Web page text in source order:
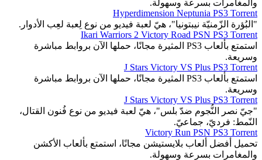
والمغامرات بسرعة وسهولة.
Hyperdimension Neptunia PS3 Torrent
"البُؤرة الزّمنيّة نيبتونيا"، هيّ لعبة فيديو من نوع لِعبة لعِب الأدوار.
Ikari Warriors 2 Victory Road PSN PS3 Torrent
استمتع بألعاب PS3 المثيرة مجانًا، حملها الآن بروابط مباشرة
وسريعة.
J Stars Victory VS Plus PS3 Torrent
استمتع بألعاب PS3 المثيرة مجانًا، حملها الآن بروابط مباشرة
وسريعة.
J Stars Victory VS Plus PS3 Torrent
"جيّ نصر النُّجوم ضدّ بلس"، هيّ لعبة فيديو من نوع فُنون القتال،
النّمط: فرديّ، جماعيّ.
Victory Run PSN PS3 Torrent
تحميل أفضل ألعاب بلايستيشن مجانًا، استمتع بألعاب الأكشن
والمغامرات بسرعة وسهولة.